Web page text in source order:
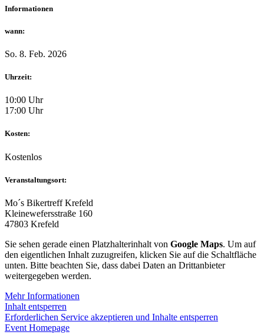
Informationen
wann:
So. 8. Feb. 2026
Uhrzeit:
10:00 Uhr
17:00 Uhr
Kosten:
Kostenlos
Veranstaltungsort:
Mo´s Bikertreff Krefeld
Kleinewefersstraße 160
47803 Krefeld
Sie sehen gerade einen Platzhalterinhalt von Google Maps. Um auf
den eigentlichen Inhalt zuzugreifen, klicken Sie auf die Schaltfläche
unten. Bitte beachten Sie, dass dabei Daten an Drittanbieter
weitergegeben werden.
Mehr Informationen
Inhalt entsperren
Erforderlichen Service akzeptieren und Inhalte entsperren
Event Homepage